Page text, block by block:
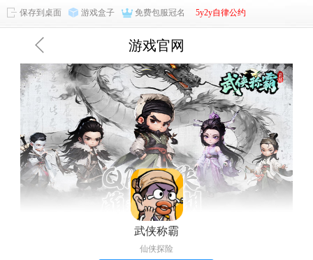
保存到桌面 游戏盒子 免费包服冠名 5y2y自律公约
游戏官网
武侠称霸
仙侠探险